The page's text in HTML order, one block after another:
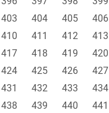
403 404 405 406
410 411 412 413
417 418 419 420
424 425 426 427
431 432 433 434
438 439 440 441